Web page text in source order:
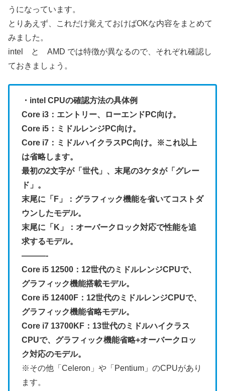
うになっています。
とりあえず、これだけ覚えておけばOKな内容をまとめて
みました。
intel と AMD では特徴が異なるので、それぞれ確認し
ておきましょう。
・intel CPUの確認方法の具体例
Core i3：エントリー、ローエンドPC向け。
Core i5：ミドルレンジPC向け。
Core i7：ミドルハイクラスPC向け。※これ以上
は省略します。
最初の2文字が「世代」、末尾の3ケタが「グレー
ド」。
末尾に「F」：グラフィック機能を省いてコストダ
ウンしたモデル。
末尾に「K」：オーバークロック対応で性能を追
求するモデル。
———-
Core i5 12500：12世代のミドルレンジCPUで、
グラフィック機能搭載モデル。
Core i5 12400F：12世代のミドルレンジCPUで、
グラフィック機能省略モデル。
Core i7 13700KF：13世代のミドルハイクラス
CPUで、グラフィック機能省略+オーバークロッ
ク対応のモデル。
※その他「Celeron」や「Pentium」のCPUがあり
ます。